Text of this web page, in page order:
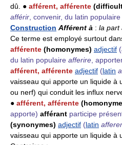
dû. ● afférent, afférente
afférir , convenir, du latin populaire
Construction Afférent à : la part
Ce terme est employé surtout
afférente (homonymes) adjectif
du latin populaire afferire ,
afférent, afférente adjectif (latin
vaisseau qui apporte un liquide à
ou nerf) qui conduit les influx
● afférent, afférente
apporte) afférant participe
(synonymes) adjectif (latin
vaisseau qui apporte un liquide à